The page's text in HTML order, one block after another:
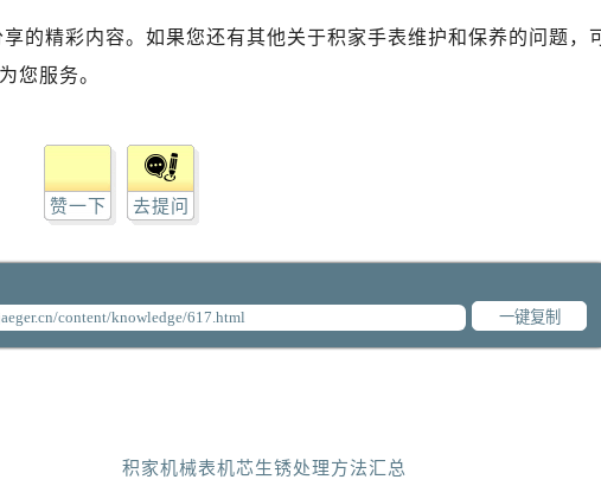
享的精彩内容。如果您还有其他关于积家手表维护和保养的问题，
您服务。
赞一下 去提问
一键复制
积家机械表机芯生锈处理方法汇总